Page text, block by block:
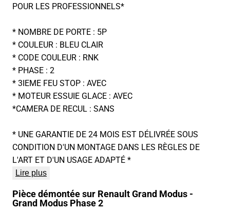
POUR LES PROFESSIONNELS*
* NOMBRE DE PORTE : 5P
* COULEUR : BLEU CLAIR
* CODE COULEUR : RNK
* PHASE : 2
* 3IEME FEU STOP : AVEC
* MOTEUR ESSUIE GLACE : AVEC
*CAMERA DE RECUL : SANS
* UNE GARANTIE DE 24 MOIS EST DÉLIVRÉE SOUS
CONDITION D'UN MONTAGE DANS LES RÈGLES DE
L'ART ET D'UN USAGE ADAPTÉ *
Lire plus
Pièce démontée sur Renault Grand Modus -
Grand Modus Phase 2